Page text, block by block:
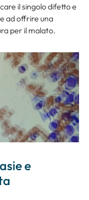
il singolo difetto e
ad offrire una
per il malato.
e